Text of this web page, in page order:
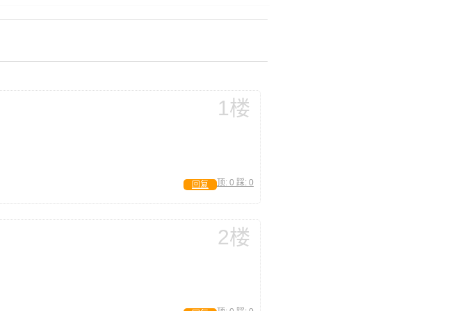
1楼
顶: 0 踩: 0
回复
2楼